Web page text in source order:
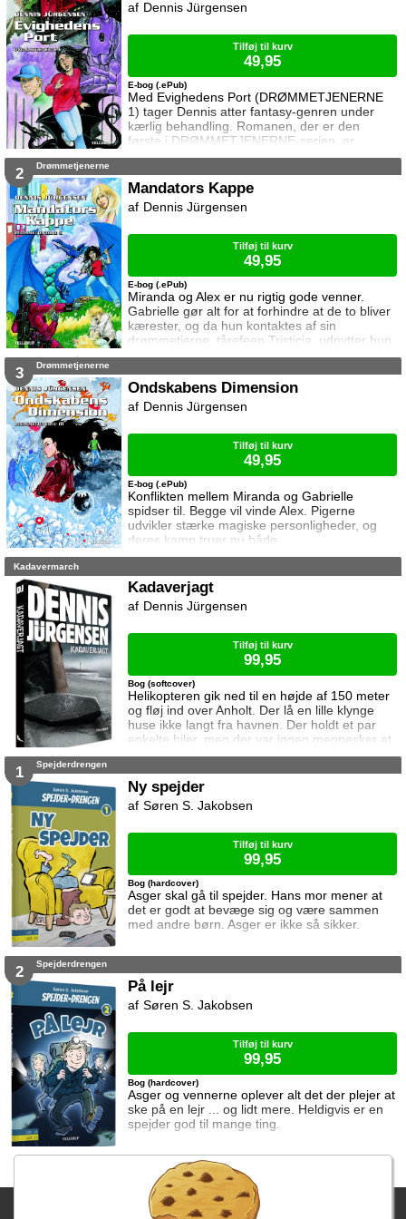
Saraju kastede sig tværs over sengen i et
Med Evighedens Port (DRØMMETJENERNE
1) tager Dennis atter fantasy-genren under
kærlig behandling. Romanen, der er den
første i DRØMMETJENERNE-serien, er
storslået som "Dystopia", spændende som
romantisk som "Kærlighed ved første hik". 13-
årige Miranda får en aften besøg af sin
drømmetjener, ændrodrill’en Mr. Spoing, som
De frygtede Nomaer er i tusindt
E-bog (.ePub)
Dennis Jürgensen
Tilføj til kurv
49,95
2 Drømmetjenerne
Mandators Kappe
Miranda og Alex er nu rigtig gode venner.
Gabrielle gør alt for at forhindre at de to bliver
kærester, og da hun kontaktes af sin
drømmetjerne, tårefeen Tristicia, udnytter hun
skånselsløst situationen. Gabrielle vil bruge sin
Kappe, men derved udløses dæmoniske
manfanten Abdur GinGing, har svært ved at
E-bog (.ePub)
Dennis Jürgensen
Tilføj til kurv
49,95
3 Drømmetjenerne
Ondskabens Dimension
Konflikten mellem Miranda og Gabrielle
spidser til. Begge vil vinde Alex. Pigerne
udvikler stærke magiske personligheder, og
deres kamp truer nu både
regnbuedimensionerne og Jorden. I
hensynsløse GlæGanna en monsterhær som
skal knuse al modstand, men Siin­-Dii-­Jee
træder i karakter, og krigen mellem mørket og
E-bog (.ePub)
Dennis Jürgensen
Tilføj til kurv
49,95
Kadavermarch
Kadaverjagt
Helikopteren gik ned til en højde af 150 meter
og fløj ind over Anholt. Der lå en lille klynge
huse ikke langt fra havnen. Der holdt et par
enkelte biler, men der var ingen mennesker at
se. Anholt har indtil videre undgået den
kun et spørgsmål om tid før helvede også når
det lille øsamfund. KADAVERJAGT foregår i
samme univers som KADAVERMARCH, men
Bog (softcover)
Dennis Jürgensen
Tilføj til kurv
99,95
1 Spejderdrengen
Ny spejder
Asger skal gå til spejder. Hans mor mener at
det er godt at bevæge sig og være sammen
med andre børn. Asger er ikke så sikker.
Bog (hardcover)
Søren S. Jakobsen
Tilføj til kurv
99,95
2 Spejderdrengen
På lejr
Asger og vennerne oplever alt det der plejer at
ske på en lejr ... og lidt mere. Heldigvis er en
spejder god til mange ting.
Bog (hardcover)
Søren S. Jakobsen
Tilføj til kurv
99,95
Fragtgebyret er DKK 59,95 • Fragtgebyret bortfalder ved køb over